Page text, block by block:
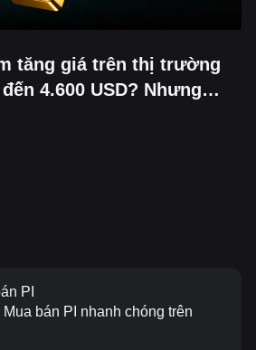
tăng giá trên thị trường
4.600 USD? Nhưng
PI
bán PI nhanh chóng trên